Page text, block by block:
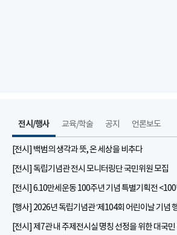
전시/행사
[전시] 백범의 생각과 뜻, 온 세상을 비추다
[전시] 독립기념관 전시 모니터링단 국민위원 모집
[행사] 2026년 독립기념관 ‘제104회 어린이날 기념
교육/학술 공지 언론보도